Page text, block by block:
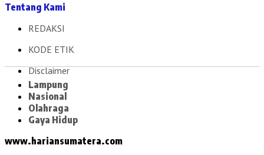
Tentang Kami
REDAKSI
KODE ETIK
Disclaimer
Lampung
Nasional
Olahraga
Gaya Hidup
www.hariansumatera.com